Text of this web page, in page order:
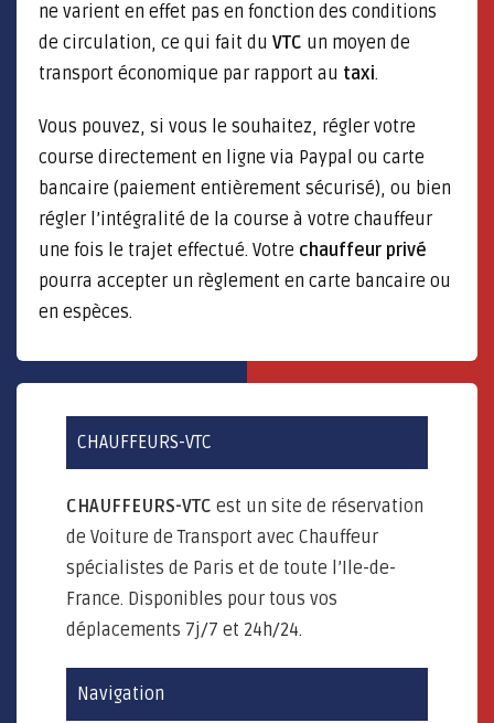
ne varient en effet pas en fonction des conditions
de circulation, ce qui fait du VTC un moyen de
transport économique par rapport au taxi.
Vous pouvez, si vous le souhaitez, régler votre
course directement en ligne via Paypal ou carte
bancaire (paiement entièrement sécurisé), ou bien
régler l’intégralité de la course à votre chauffeur
une fois le trajet effectué. Votre chauffeur privé
pourra accepter un règlement en carte bancaire ou
en espèces.
CHAUFFEURS-VTC
CHAUFFEURS-VTC est un site de réservation
de Voiture de Transport avec Chauffeur
spécialistes de Paris et de toute l’Ile-de-
France. Disponibles pour tous vos
déplacements 7j/7 et 24h/24.
Navigation